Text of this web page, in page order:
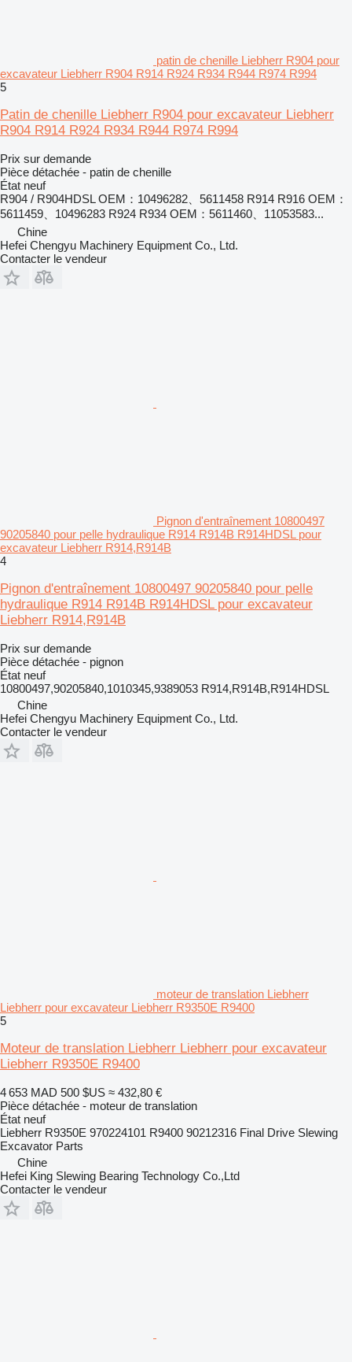
patin de chenille Liebherr R904 pour
excavateur Liebherr R904 R914 R924 R934 R944 R974 R994
5
Patin de chenille Liebherr R904 pour excavateur Liebherr
R904 R914 R924 R934 R944 R974 R994
Prix sur demande
Pièce détachée - patin de chenille
État neuf
R904 / R904HDSL OEM：10496282、5611458 R914 R916 OEM：
5611459、10496283 R924 R934 OEM：5611460、11053583...
Chine
Hefei Chengyu Machinery Equipment Co., Ltd.
Contacter le vendeur
Pignon d'entraînement 10800497
90205840 pour pelle hydraulique R914 R914B R914HDSL pour
excavateur Liebherr R914,R914B
4
Pignon d'entraînement 10800497 90205840 pour pelle
hydraulique R914 R914B R914HDSL pour excavateur
Liebherr R914,R914B
Prix sur demande
Pièce détachée - pignon
État neuf
10800497,90205840,1010345,9389053 R914,R914B,R914HDSL
Chine
Hefei Chengyu Machinery Equipment Co., Ltd.
Contacter le vendeur
moteur de translation Liebherr
Liebherr pour excavateur Liebherr R9350E R9400
5
Moteur de translation Liebherr Liebherr pour excavateur
Liebherr R9350E R9400
4 653 MAD 500 $US ≈ 432,80 €
Pièce détachée - moteur de translation
État neuf
Liebherr R9350E 970224101 R9400 90212316 Final Drive Slewing
Excavator Parts
Chine
Hefei King Slewing Bearing Technology Co.,Ltd
Contacter le vendeur